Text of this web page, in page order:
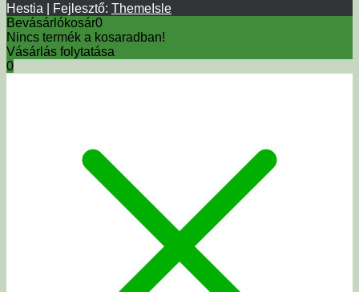
Hestia | Fejlesztő: ThemeIsle
Bevásárlókosár0
Nincs termék a kosaradban!
Vásárlás folytatása
0